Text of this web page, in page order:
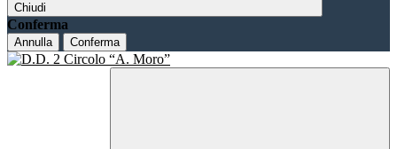
Chiudi
Conferma
Annulla Conferma